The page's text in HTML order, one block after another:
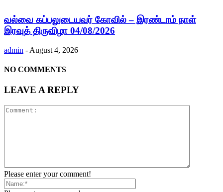
வல்வை கப்பலுடையவர் கோவில் – இரண்டாம் நாள்
இரவுத் திருவிழா 04/08/2026
admin - August 4, 2026
NO COMMENTS
LEAVE A REPLY
Please enter your comment!